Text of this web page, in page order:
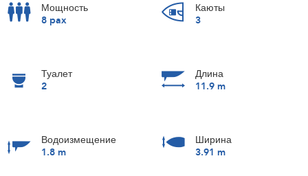
Мощность
8 pax
Каюты
3
Туалет
2
Длина
11.9 m
Водоизмещение
1.8 m
Ширина
3.91 m